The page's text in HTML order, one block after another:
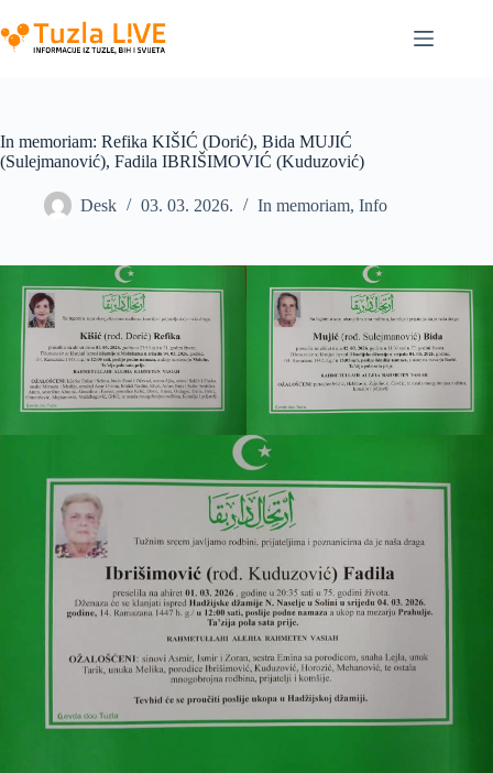
to
content
In memoriam: Refika KIŠIĆ (Dorić), Bida MUJIĆ
(Sulejmanović), Fadila IBRIŠIMOVIĆ (Kuduzović)
Desk 03. 03. 2026. In memoriam, Info